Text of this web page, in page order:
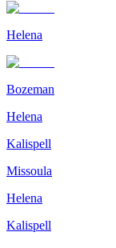
Helena
Bozeman
Helena
Kalispell
Missoula
Helena
Kalispell